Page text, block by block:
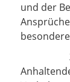
und der